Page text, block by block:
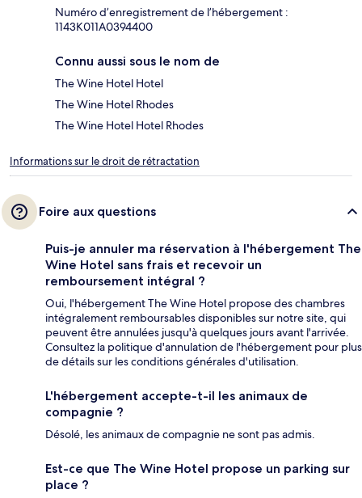
Numéro d’enregistrement de l’hébergement :
1143K011A0394400
Connu aussi sous le nom de
The Wine Hotel Hotel
The Wine Hotel Rhodes
The Wine Hotel Hotel Rhodes
Informations sur le droit de rétractation
Foire aux questions
Puis-je annuler ma réservation à l'hébergement The
Wine Hotel sans frais et recevoir un
remboursement intégral ?
Oui, l'hébergement The Wine Hotel propose des chambres
intégralement remboursables disponibles sur notre site, qui
peuvent être annulées jusqu'à quelques jours avant l'arrivée.
Consultez la politique d'annulation de l'hébergement pour plus
de détails sur les conditions générales d'utilisation.
L'hébergement accepte-t-il les animaux de
compagnie ?
Désolé, les animaux de compagnie ne sont pas admis.
Est-ce que The Wine Hotel propose un parking sur
place ?